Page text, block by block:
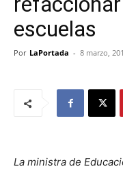
escuelas
Por LaPortada - 8 marzo,
La ministra de